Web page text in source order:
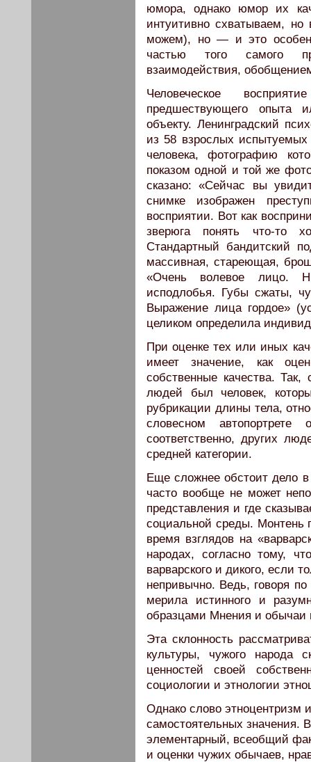
юмора, однако юмор их
интуитивно схватываем, но
можем), но — и это
частью того самого
взаимодействия,
Человеческое
предшествующего опыта
объекту. Ленинградский
из 58 взрослых испытуемых
человека, фотографию
показом одной и той же
сказано: «Сейчас вы
снимке изображен
восприятии. Вот как
зверюга понять что-то
Стандартный бандитский
массивная, стареющая,
«Очень волевое лицо.
исподлобья. Губы сжаты,
Выражение лица гордое»
целиком определила
При оценке тех или иных
имеет значение, как
собственные качества.
людей был человек,
рубрикации длины тела,
словесном
соответственно, других
средней категории.
Еще сложнее обстоит дело
часто вообще не может
представления и где
социальной среды. Монтень
время взглядов на
народах, согласно тому,
варварского и дикого, если
непривычно. Ведь, говоря
мерила истинного и
образцами Мнения и обычаи
Эта склонность
культуры, чужого народа
ценностей своей
социологии и этнологии
Однако слово этноцентризм
самостоятельных значения.
элементарный, всеобщий
и оценки чужих обычаев,